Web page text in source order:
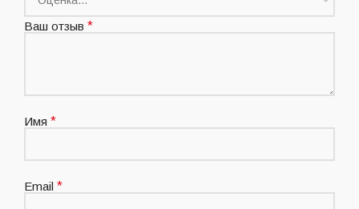
Ваш отзыв *
Имя *
Email *